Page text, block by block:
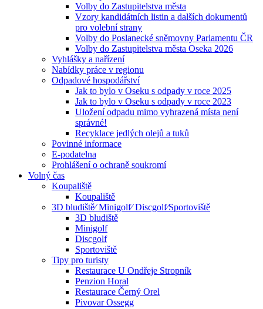
Volby do Zastupitelstva města
Vzory kandidátních listin a dalších dokumentů
pro volební strany
Volby do Poslanecké sněmovny Parlamentu ČR
Volby do Zastupitelstva města Oseka 2026
Vyhlášky a nařízení
Nabídky práce v regionu
Odpadové hospodářství
Jak to bylo v Oseku s odpady v roce 2025
Jak to bylo v Oseku s odpady v roce 2023
Uložení odpadu mimo vyhrazená místa není
správné!
Recyklace jedlých olejů a tuků
Povinné informace
E-podatelna
Prohlášení o ochraně soukromí
Volný čas
Koupaliště
Koupaliště
3D bludiště⁄ Minigolf⁄ Discgolf⁄Sportoviště
3D bludiště
Minigolf
Discgolf
Sportoviště
Tipy pro turisty
Restaurace U Ondřeje Stropník
Penzion Horal
Restaurace Černý Orel
Pivovar Ossegg